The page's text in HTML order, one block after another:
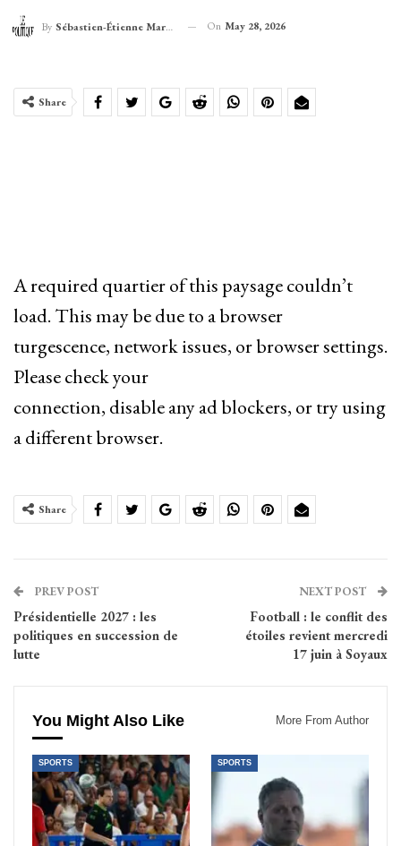
By Sébastien-Étienne Marechal On May 28, 2026
Share
A required quartier of this paysage couldn’t
load. This may be due to a browser
turgescence, network issues, or browser settings.
Please check your
connection, disable any ad blockers, or try using
a different browser.
Share
PREV POST
Présidentielle 2027 : les
politiques en succession de
lutte
NEXT POST
Football : le conflit des
étoiles revient mercredi
17 juin à Soyaux
You Might Also Like More From Author
SPORTS SPORTS